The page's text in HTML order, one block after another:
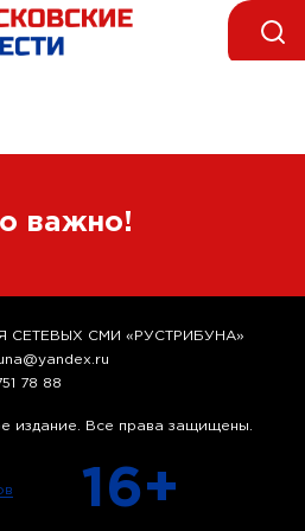
важно!
СЕТЕВЫХ СМИ «РУСТРИБУНА»
78 88
издание. Все права защищены.
16+